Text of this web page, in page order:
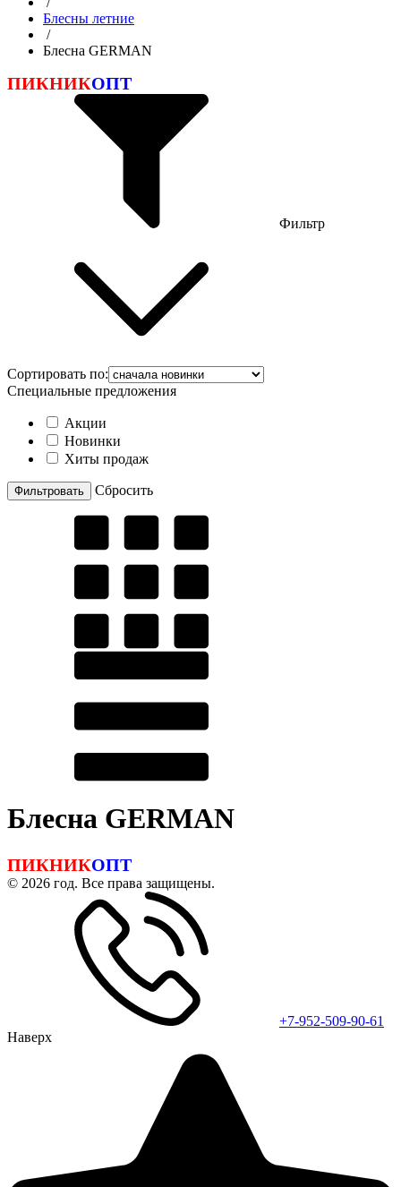
Блесны летние
/
Блесна GERMAN
ПИКНИКОПТ
Фильтр
Сортировать по:
Специальные предложения
Акции
Новинки
Хиты продаж
Cбросить
Блесна GERMAN
ПИКНИКОПТ
© 2026 год. Все права защищены.
+7-952-509-90-61
Наверх